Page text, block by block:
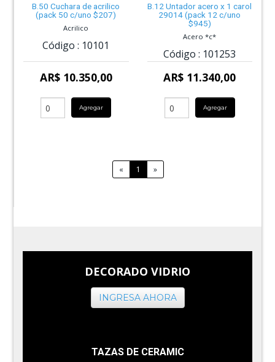
B.50 Cuchara de acrilico
(pack 50 c/uno $207)
Acrilico
Código : 10101
AR$ 10.350,00
Agregar
B.12 Untador acero x 1 carol
29014 (pack 12 c/uno
$945)
Acero *c*
Código : 101253
AR$ 11.340,00
Agregar
« 1 »
DECORADO VIDRIO
INGRESA AHORA
TAZAS DE CERAMIC